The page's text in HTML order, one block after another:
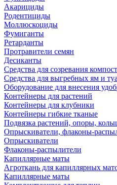
Акарициды
Родентициды
Моллюскоциды
Фумиганты
Ретарданты
Протравители семян
Десиканты
Средства для созревания
Средства для выгребных ям и
Оборудование для внесения
Контейнеры для растений
Контейнеры для клубники
Контейнеры гибкие тканые
Подвязка растений, опоры,
Опрыскиватели, флаконы-
Опрыскиватели
Флаконы-распылители
Капиллярные маты
Агроткань для капиллярных
Капиллярные маты